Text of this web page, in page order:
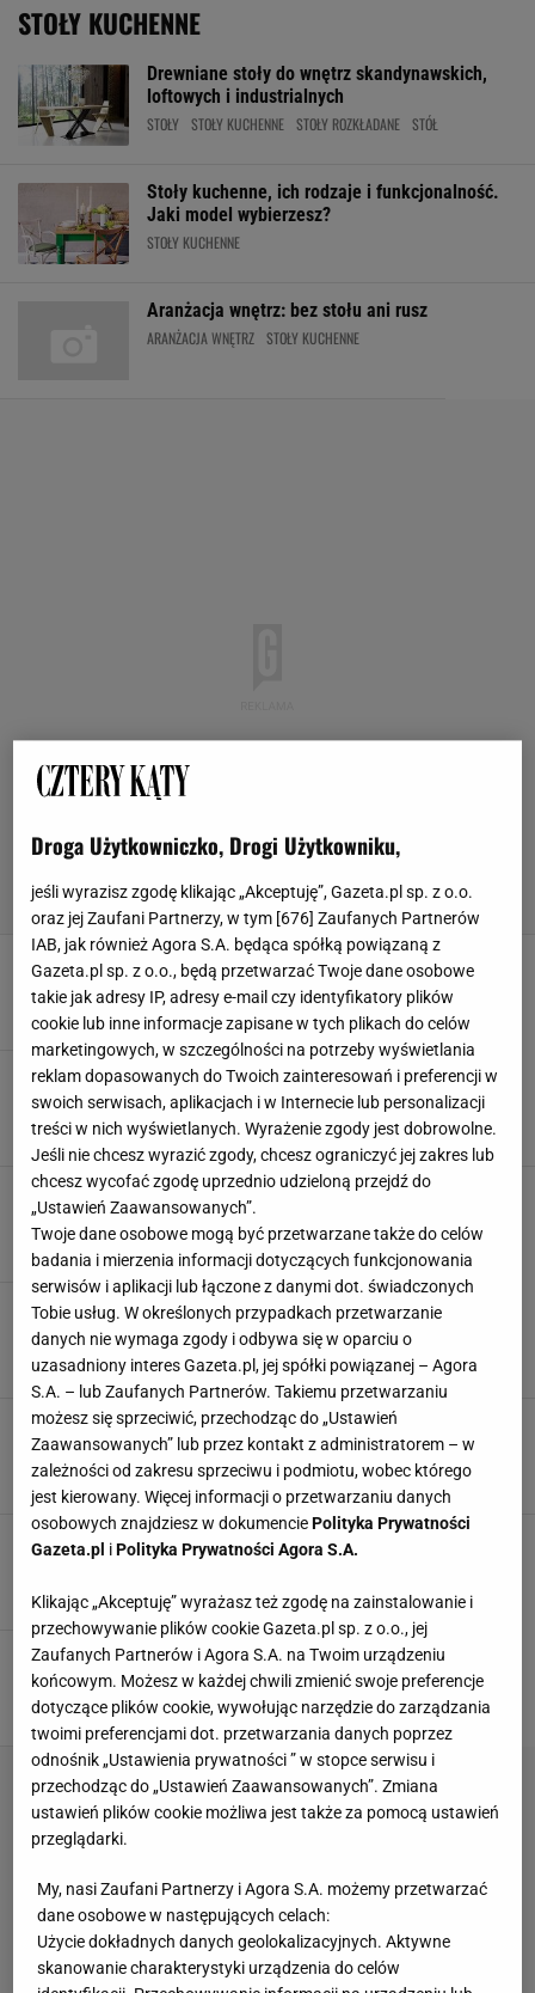
STOŁY KUCHENNE
Drewniane stoły do wnętrz skandynawskich,
loftowych i industrialnych
STOŁY STOŁY KUCHENNE STOŁY ROZKŁADANE STÓŁ
Stoły kuchenne, ich rodzaje i funkcjonalność.
Jaki model wybierzesz?
STOŁY KUCHENNE
Aranżacja wnętrz: bez stołu ani rusz
ARANŻACJA WNĘTRZ STOŁY KUCHENNE
Kuchnie otwarte
BLATY KUCHENNE GARNKI NACZYNIA KUCHENNE OZDOBY
Kuchnia długa i wąska
BLATY KUCHENNE LODÓWKI MEBLE KUCHENNE
STOŁY KUCHENNE
Kuchnia w dwóch osobnych ciągach
BLATY KUCHENNE
Projekt: Narożny blat
BLATY KUCHENNE MEBLE KUCHENNE PROJEKTY
STOŁY KUCHENNE
Projekt: kuchnia ze stalową wyspą
BLATY KUCHENNE KUCHNIE Z WYSPĄ PROJEKTY
PŁYTY INDUKCYJNE
Jadalnia przy kuchni
Pokój w cieniu dobrego drzewa
ANEKSY KUCHENNE BLATY KUCHENNE GRZEJNIKI LAMPY
Droga Użytkowniczko, Drogi Użytkowniku,
jeśli wyrazisz zgodę klikając „Akceptuję”, Gazeta.pl sp. z o.o.
oraz jej Zaufani Partnerzy, w tym [ 676 ] Zaufanych Partnerów
IAB, jak również Agora S.A. będąca spółką powiązaną z
Gazeta.pl sp. z o.o., będą przetwarzać Twoje dane osobowe
takie jak adresy IP, adresy e-mail czy identyfikatory plików
cookie lub inne informacje zapisane w tych plikach do celów
marketingowych, w szczególności na potrzeby wyświetlania
reklam dopasowanych do Twoich zainteresowań i preferencji w
swoich serwisach, aplikacjach i w Internecie lub personalizacji
treści w nich wyświetlanych. Wyrażenie zgody jest dobrowolne.
Jeśli nie chcesz wyrazić zgody, chcesz ograniczyć jej zakres lub
chcesz wycofać zgodę uprzednio udzieloną przejdź do
„Ustawień Zaawansowanych”.
Twoje dane osobowe mogą być przetwarzane także do celów
badania i mierzenia informacji dotyczących funkcjonowania
serwisów i aplikacji lub łączone z danymi dot. świadczonych
Tobie usług. W określonych przypadkach przetwarzanie
danych nie wymaga zgody i odbywa się w oparciu o
uzasadniony interes Gazeta.pl, jej spółki powiązanej – Agora
S.A. – lub Zaufanych Partnerów. Takiemu przetwarzaniu
możesz się sprzeciwić, przechodząc do „Ustawień
Zaawansowanych” lub przez kontakt z administratorem – w
zależności od zakresu sprzeciwu i podmiotu, wobec którego
jest kierowany. Więcej informacji o przetwarzaniu danych
osobowych znajdziesz w dokumencie Polityka Prywatności
Gazeta.pl i Polityka Prywatności Agora S.A.
Klikając „Akceptuję” wyrażasz też zgodę na zainstalowanie i
przechowywanie plików cookie Gazeta.pl sp. z o.o., jej
Zaufanych Partnerów i Agora S.A. na Twoim urządzeniu
końcowym. Możesz w każdej chwili zmienić swoje preferencje
dotyczące plików cookie, wywołując narzędzie do zarządzania
twoimi preferencjami dot. przetwarzania danych poprzez
odnośnik „Ustawienia prywatności ” w stopce serwisu i
przechodząc do „Ustawień Zaawansowanych”. Zmiana
ustawień plików cookie możliwa jest także za pomocą ustawień
przeglądarki.
My, nasi Zaufani Partnerzy i Agora S.A. możemy przetwarzać
dane osobowe w następujących celach:
Użycie dokładnych danych geolokalizacyjnych. Aktywne
skanowanie charakterystyki urządzenia do celów